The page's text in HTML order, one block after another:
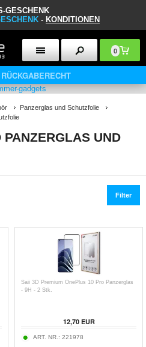
GESCHENK
- KONDITIONEN
0
Panzerglas und Schutzfolie
UND
Filter
Saii 3D Premium OnePlus 10 Pro Panzerglas
- 9H - 2 Stk.
12,70EUR
ART. NR.: 221978